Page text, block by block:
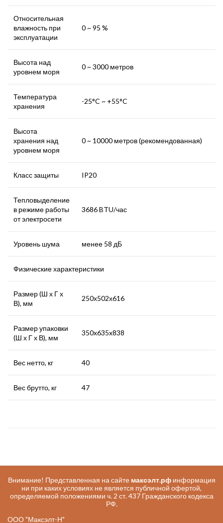
Относительная
влажность при
эксплуатации
0 ~ 95 %
Высота над
уровнем моря
0 ~ 3000 метров
Температура
хранения
-25°C ~ +55°C
Высота
хранения над
уровнем моря
0 ~ 10000 метров (рекомендованная)
Класс защиты IP20
Тепловыделение
в режиме работы
от электросети
3686 BTU/час
Уровень шума менее 58 дБ
Физические характеристики
Размер (Ш х Г х
В), мм
250х502х616
Размер упаковки
(Ш х Г х В), мм
350x635x838
Вес нетто, кг 40
Вес брутто, кг 47
Внимание! Представленная на сайте максэлт.рфинформация
ни при каких условиях не является публичной офертой,
определяемой положениями ч. 2 ст. 437 Гражданского кодекса
РФ.
ООО "Максэлт-Н"